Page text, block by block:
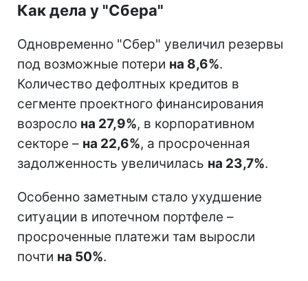
Как дела у "Сбера"
Одновременно "Сбер" увеличил резервы
под возможные потери на 8,6%.
Количество дефолтных кредитов в
сегменте проектного финансирования
возросло на 27,9%, в корпоративном
секторе – на 22,6%, а просроченная
задолженность увеличилась на 23,7%.
Особенно заметным стало ухудшение
ситуации в ипотечном портфеле –
просроченные платежи там выросли
почти на 50%.